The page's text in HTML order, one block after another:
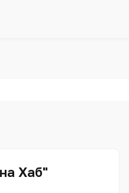
Хаб"